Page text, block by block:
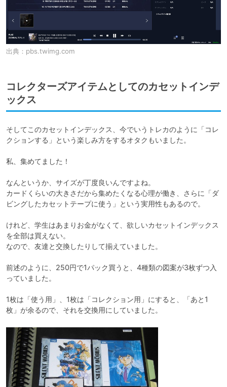
出典： pbs.twimg.com
コレクターズアイテムとしてのカセットインデ
ックス
そしてこのカセットインデックス、今でいうトレカのように「コレ
クションする」という楽しみ方をするオタクもいました。
私、集めてました！
なんというか、サイズが丁度良いんですよね。
カードくらいの大きさだから集めたくなる心理が働き、さらに「ダ
ビングしたカセットテープに使う」という実用性もあるので。
けれど、学生はあまりお金がなくて、欲しいカセットインデックス
を全部は買えない。
なので、友達と交換したりして揃えていました。
前述のように、250円で1パック買うと、4種類の図案が3枚ずつ入
っていました。
1枚は「使う用」、1枚は「コレクション用」にすると、「あと1
枚」が余るので、それを交換用にしていました。